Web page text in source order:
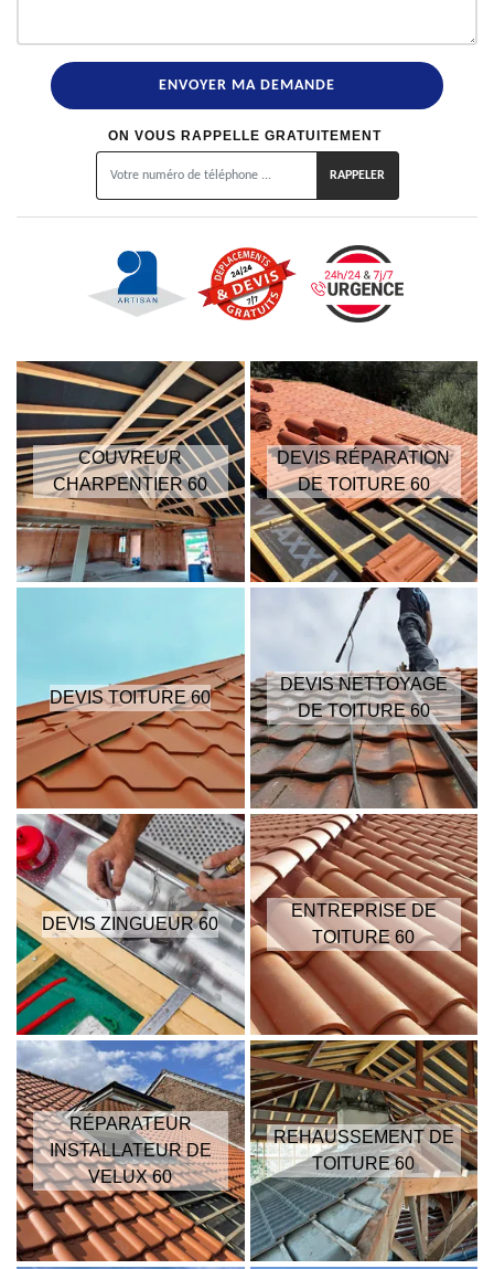
ON VOUS RAPPELLE GRATUITEMENT
COUVREUR
CHARPENTIER 60
DEVIS RÉPARATION
DE TOITURE 60
DEVIS TOITURE 60
DEVIS NETTOYAGE
DE TOITURE 60
DEVIS ZINGUEUR 60
ENTREPRISE DE
TOITURE 60
RÉPARATEUR
INSTALLATEUR DE
VELUX 60
REHAUSSEMENT DE
TOITURE 60